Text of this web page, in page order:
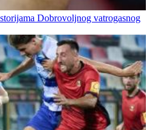
Dobrovoljnog vatrogasnog